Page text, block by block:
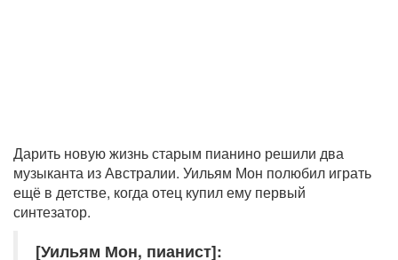
Дарить новую жизнь старым пианино решили два
музыканта из Австралии. Уильям Мон полюбил играть
ещё в детстве, когда отец купил ему первый
синтезатор.
[Уильям Мон, пианист]: